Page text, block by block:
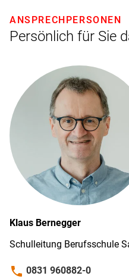
Persönlich für Sie
ANSPRECHPERSONEN
Klaus Bernegger
Schulleitung Berufsschule
phone 0831 960882-0